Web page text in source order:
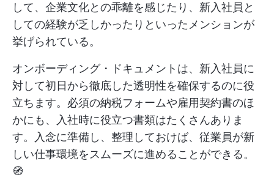
して、企業文化との乖離を感じたり、新入社員と
しての経験が乏しかったりといったメンションが
挙げられている。
オンボーディング・ドキュメントは、新入社員に
対して初日から徹底した透明性を確保するのに役
立ちます。必須の納税フォームや雇用契約書のほ
かにも、入社時に役立つ書類はたくさんありま
す。入念に準備し、整理しておけば、従業員が新
しい仕事環境をスムーズに進めることができる。
🧭